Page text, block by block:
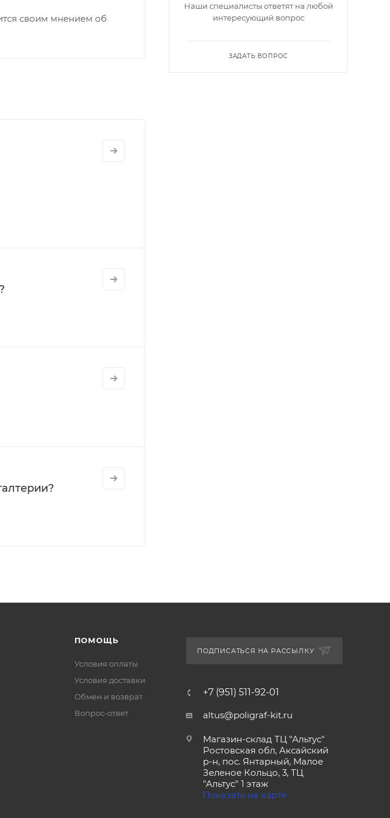
своим мнением об
Наши специалисты ответят на любой
интересующий вопрос
ЗАДАТЬ ВОПРОС
ПОМОЩЬ
Условия оплаты
Условия доставки
Обмен и возврат
Вопрос-ответ
ПОДПИСАТЬСЯ НА РАССЫЛКУ
+7 (951) 511-92-01
altus@poligraf-kit.ru
Магазин-склад ТЦ "Альтус"
Ростовская обл, Аксайский
р-н, пос. Янтарный, Малое
Зеленое Кольцо, 3, ТЦ
"Альтус" 1 этаж
Показать на карте